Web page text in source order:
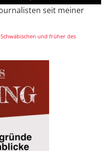
seit meiner
und früher des